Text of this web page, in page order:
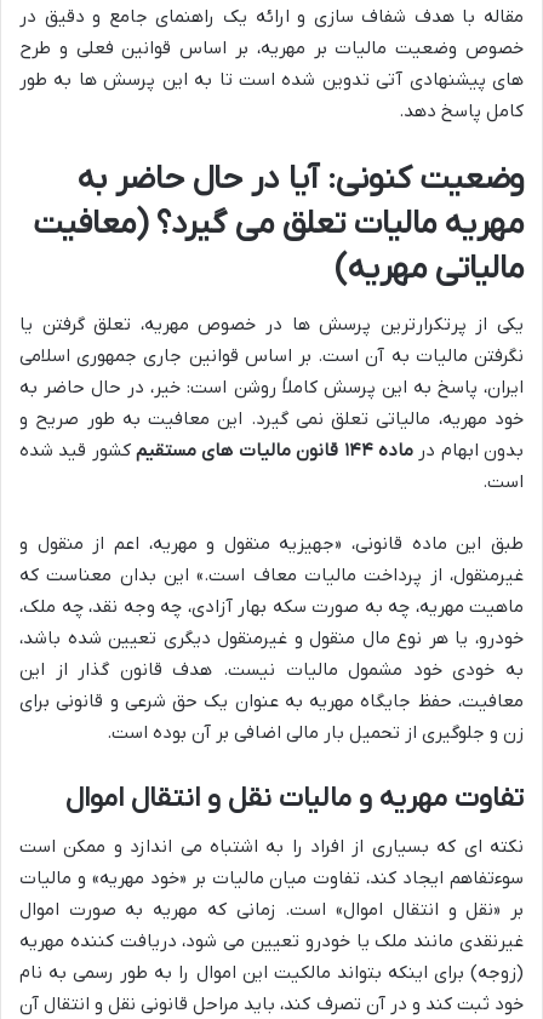
مقاله با هدف شفاف سازی و ارائه یک راهنمای جامع و دقیق در
خصوص وضعیت مالیات بر مهریه، بر اساس قوانین فعلی و طرح
های پیشنهادی آتی تدوین شده است تا به این پرسش ها به طور
کامل پاسخ دهد.
وضعیت کنونی: آیا در حال حاضر به
مهریه مالیات تعلق می گیرد؟ (معافیت
مالیاتی مهریه)
یکی از پرتکرارترین پرسش ها در خصوص مهریه، تعلق گرفتن یا
نگرفتن مالیات به آن است. بر اساس قوانین جاری جمهوری اسلامی
ایران، پاسخ به این پرسش کاملاً روشن است: خیر، در حال حاضر به
خود مهریه، مالیاتی تعلق نمی گیرد. این معافیت به طور صریح و
بدون ابهام درماده ۱۴۴ قانون مالیات های مستقیم
کشور قید شده
است.
طبق این ماده قانونی، «جهیزیه منقول و مهریه، اعم از منقول و
غیرمنقول، از پرداخت مالیات معاف است.» این بدان معناست که
ماهیت مهریه، چه به صورت سکه بهار آزادی، چه وجه نقد، چه ملک،
خودرو، یا هر نوع مال منقول و غیرمنقول دیگری تعیین شده باشد،
به خودی خود مشمول مالیات نیست. هدف قانون گذار از این
معافیت، حفظ جایگاه مهریه به عنوان یک حق شرعی و قانونی برای
زن و جلوگیری از تحمیل بار مالی اضافی بر آن بوده است.
تفاوت مهریه و مالیات نقل و انتقال اموال
نکته ای که بسیاری از افراد را به اشتباه می اندازد و ممکن است
سوءتفاهم ایجاد کند، تفاوت میان مالیات بر «خود مهریه» و مالیات
بر «نقل و انتقال اموال» است. زمانی که مهریه به صورت اموال
غیرنقدی مانند ملک یا خودرو تعیین می شود، دریافت کننده مهریه
(زوجه) برای اینکه بتواند مالکیت این اموال را به طور رسمی به نام
خود ثبت کند و در آن تصرف کند، باید مراحل قانونی نقل و انتقال آن